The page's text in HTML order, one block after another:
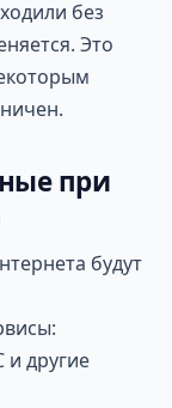
без
Это
при
будут
и другие